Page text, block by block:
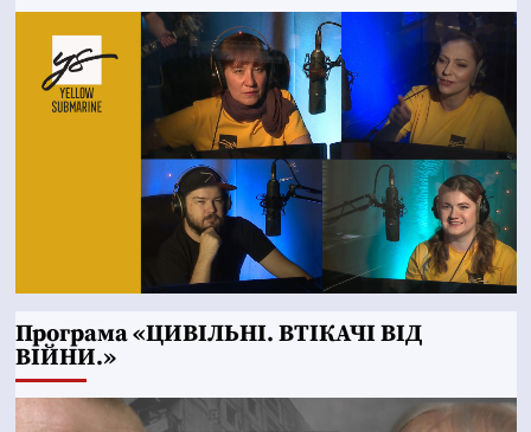
Програма «ЦИВІЛЬНІ. ВТІКАЧІ ВІД
ВІЙНИ.»